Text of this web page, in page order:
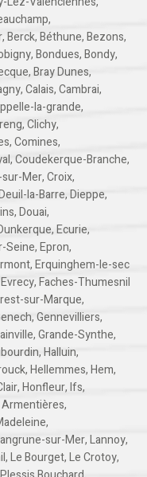
,
,Berck,Béthune,Bezons,
,Bondues,Bondy,
,Bray Dunes,
,Calais,Cambrai,
la-grande,
,Clichy,
,Comines,
,Coudekerque-Branche,
Mer,Croix,
la-Barre,Dieppe,
,Douai,
,Ecurie,
Seine,Epron,
,Erquinghem-le-sec
Evrecy,Faches-Thumesnil
sur-Marque,
,Gennevilliers,
,Grande-Synthe,
,Halluin,
,Hellemmes,Hem,
,Honfleur,Ifs,
Armentières,
,
sur-Mer,Lannoy,
,Le Bourget,Le Crotoy,